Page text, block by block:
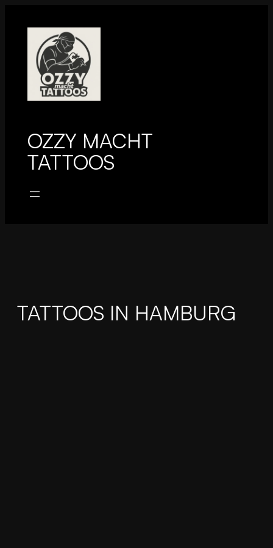
OZZY MACHT
TATTOOS
TATTOOS IN HAMBURG